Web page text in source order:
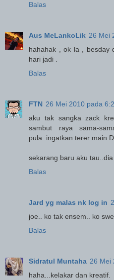
Balas
Aus MeLankoLik 26 Mei
hahahak , ok la , besday
hari jadi .
Balas
FTN 26 Mei 2010 pada
aku tak sangka zack
sambut raya sama-
pula..ingatkan terer main
sekarang baru aku tau..dia
Balas
Jard yg malas nk log in
joe.. ko tak ensem.. ko
Balas
Sidratul Muntaha 26 Mei
haha...kelakar dan kreatif.